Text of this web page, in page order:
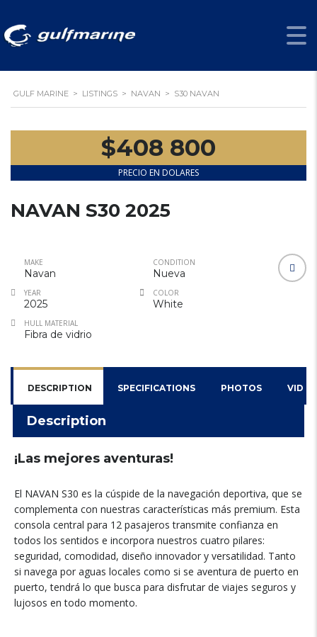
S30 NAVAN
GULF MARINE > LISTINGS > NAVAN > S30 NAVAN
$408 800
PRECIO EN DOLARES
NAVAN S30 2025
DISPONIBLE
MAKE
Navan
CONDITION
Nueva
YEAR
2025
COLOR
White
HULL MATERIAL
Fibra de vidrio
DESCRIPTION SPECIFICATIONS PHOTOS
Description
¡Las mejores aventuras!
El NAVAN S30 es la cúspide de la navegación deportiva, que se
complementa con nuestras características más premium. Esta
consola central para 12 pasajeros transmite confianza en
todos los sentidos e incorpora nuestros cuatro pilares:
seguridad, comodidad, diseño innovador y versatilidad. Tanto
si navega por aguas locales como si se aventura de puerto en
puerto, tendrá lo que busca para disfrutar de viajes seguros y
lujosos en todo momento.